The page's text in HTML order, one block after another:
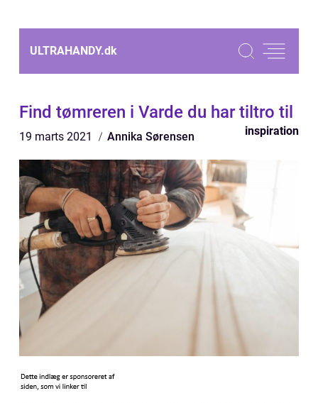
ULTRAHANDY.dk
Find tømreren i Varde du har tiltro til
19 marts 2021 Annika Sørensen inspiration